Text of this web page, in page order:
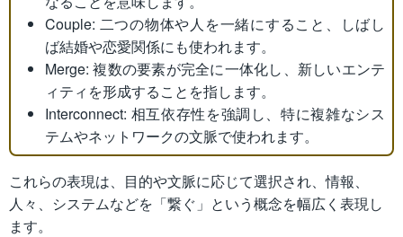
Couple: 二つの物体や人を一緒にすること、しばし
ば結婚や恋愛関係にも使われます。
Merge: 複数の要素が完全に一体化し、新しいエンテ
ィティを形成することを指します。
Interconnect: 相互依存性を強調し、特に複雑なシス
テムやネットワークの文脈で使われます。
これらの表現は、目的や文脈に応じて選択され、情報、
人々、システムなどを「繋ぐ」という概念を幅広く表現し
ます。